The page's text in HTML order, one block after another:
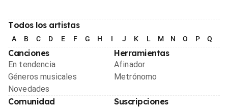
Todos los artistas
A B C D E F G H I J K L M N O P Q
Canciones
En tendencia
Géneros musicales
Novedades
Herramientas
Afinador
Metrónomo
Comunidad Suscripciones